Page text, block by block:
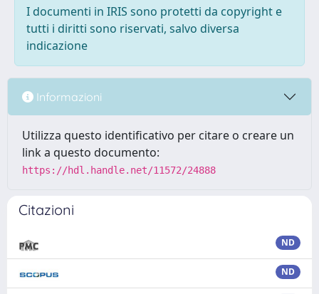
I documenti in IRIS sono protetti da copyright e
tutti i diritti sono riservati, salvo diversa
indicazione
Informazioni
Utilizza questo identificativo per citare o creare un
link a questo documento:
https://hdl.handle.net/11572/24888
Citazioni
ND
ND